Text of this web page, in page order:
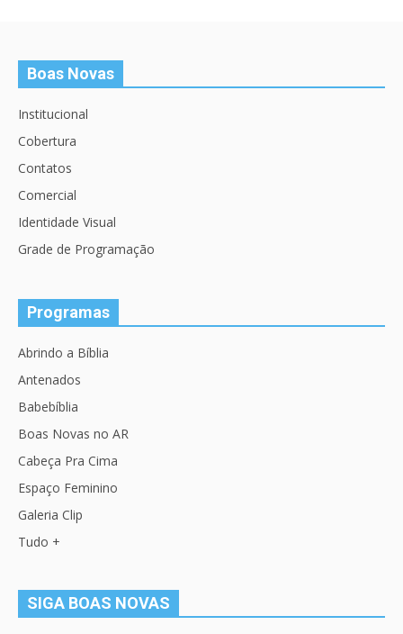
Boas Novas
Institucional
Cobertura
Contatos
Comercial
Identidade Visual
Grade de Programação
Programas
Abrindo a Bíblia
Antenados
Babebíblia
Boas Novas no AR
Cabeça Pra Cima
Espaço Feminino
Galeria Clip
Tudo +
SIGA BOAS NOVAS